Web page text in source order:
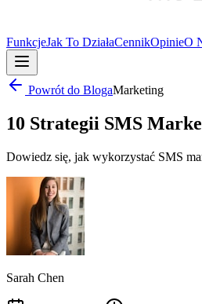
FunkcjeJak To DziałaCennikOpinieO
Powrót do BlogaMarketing
10 Strategii SMS
Dowiedz się, jak wykorzystać SMS
Sarah Chen